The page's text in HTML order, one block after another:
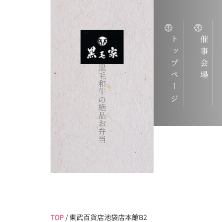
黒
毛
和
牛
の
絶
品
お
弁
当
トップページ 催事会場
TOP / 東武百貨店池袋店本館B2